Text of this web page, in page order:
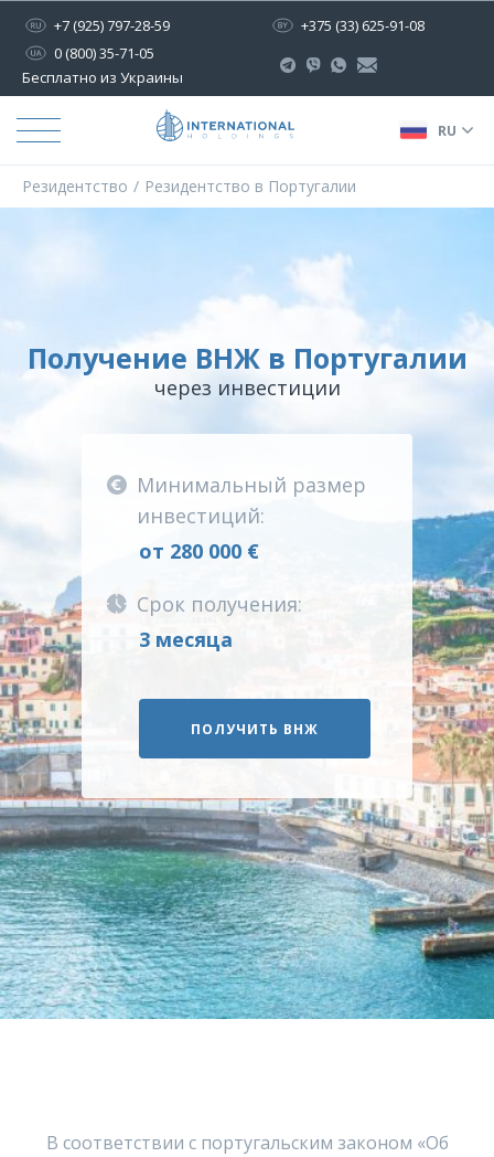
+7 (925) 797-28-59
+375 (33) 625-91-08
0 (800) 35-71-05
Бесплатно из Украины
RU
Резидентство Резидентство в Португалии
Получение ВНЖ в Португалии
через инвестиции
Минимальный размер
инвестиций:
от 280 000 €
Срок получения:
3 месяца
ПОЛУЧИТЬ ВНЖ
В соответствии с португальским законом «Об